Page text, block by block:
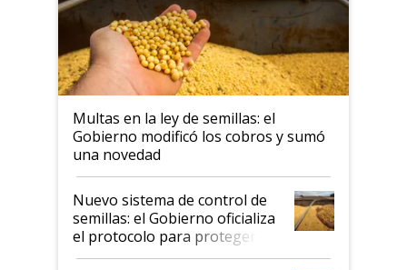
Multas en la ley de semillas: el
Gobierno modificó los cobros y sumó
una novedad
Nuevo sistema de control de
semillas: el Gobierno oficializa
el protocolo para proteger la
propiedad intelectual